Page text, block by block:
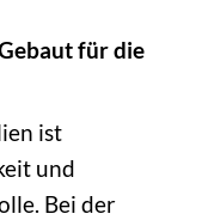
für die
ist
und
Bei der